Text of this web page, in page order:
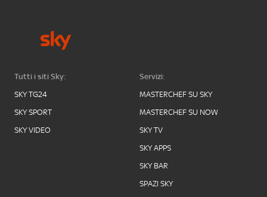
Tutti i siti Sky:
SKY TG24
SKY SPORT
SKY VIDEO
Servizi:
MASTERCHEF SU SKY
MASTERCHEF SU NOW
SKY TV
SKY APPS
SKY BAR
SPAZI SKY